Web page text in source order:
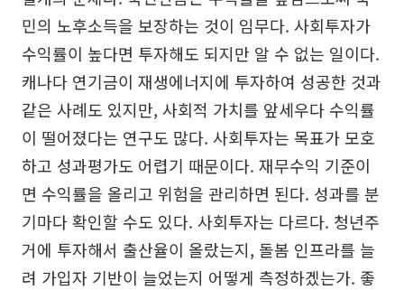
민의 노후소득을 보장하는 것이 임무다. 사회투자가
수익률이 높다면 투자해도 되지만 알 수 없는 일이다.
캐나다 연기금이 재생에너지에 투자하여 성공한 것과
같은 사례도 있지만, 사회적 가치를 앞세우다 수익률
이 떨어졌다는 연구도 많다. 사회투자는 목표가 모호
하고 성과평가도 어렵기 때문이다. 재무수익 기준이
면 수익률을 올리고 위험을 관리하면 된다. 성과를 분
기마다 확인할 수도 있다. 사회투자는 다르다. 청년주
거에 투자해서 출산율이 올랐는지, 돌봄 인프라를 늘
려 가입자 기반이 늘었는지 어떻게 측정하겠는가. 좋